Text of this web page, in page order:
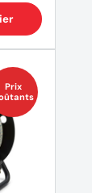
Prix